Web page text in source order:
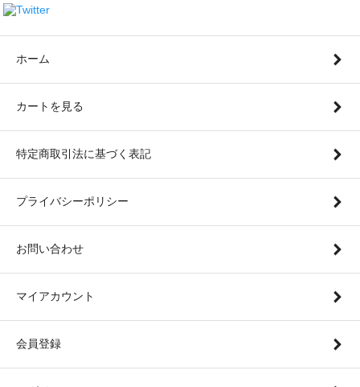
ホーム
カートを見る
特定商取引法に基づく表記
プライバシーポリシー
お問い合わせ
マイアカウント
会員登録